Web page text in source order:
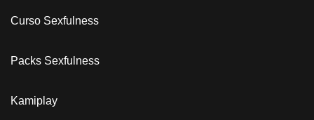
Curso Sexfulness
Packs Sexfulness
Kamiplay